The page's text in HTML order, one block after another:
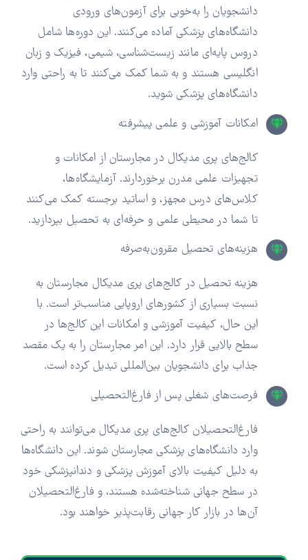
دانشجویان را به‌خوبی برای آزمون‌های ورودی
دانشگاه‌های پزشکی آماده می‌کنند. این دوره‌ها شامل
دروس پایه‌ای مانند زیست‌شناسی، شیمی، فیزیک و زبان
انگلیسی هستند و به شما کمک می‌کنند تا به راحتی وارد
دانشگاه‌های پزشکی شوید.
امکانات آموزشی و علمی پیشرفته
کالج‌های پری مدیکال در مجارستان از امکانات و
تجهیزات علمی مدرن برخوردارند. آزمایشگاه‌ها،
کلاس‌های درس مجهز، و اساتید برجسته کمک می‌کنند
تا شما در محیطی علمی و حرفه‌ای به تحصیل بپردازید.
هزینه‌های تحصیل مقرون‌به‌صرفه
هزینه تحصیل در کالج‌های پری مدیکال مجارستان به
نسبت بسیاری از کشورهای اروپایی مناسب‌تر است. با
این حال، کیفیت آموزشی و امکانات این کالج‌ها در
سطح بالایی قرار دارد. این امر مجارستان را به یک مقصد
جذاب برای دانشجویان بین‌المللی تبدیل کرده است.
فرصت‌های شغلی پس از فارغ‌التحصیلی
فارغ‌التحصیلان کالج‌های پری مدیکال می‌توانند به راحتی
وارد دانشگاه‌های پزشکی مجارستان شوند. این دانشگاه‌ها
به دلیل کیفیت بالای آموزش پزشکی و دندانپزشکی خود
در سطح جهانی شناخته‌شده هستند، و فارغ‌التحصیلان
آن‌ها در بازار کار جهانی رقابت‌پذیر خواهند بود.